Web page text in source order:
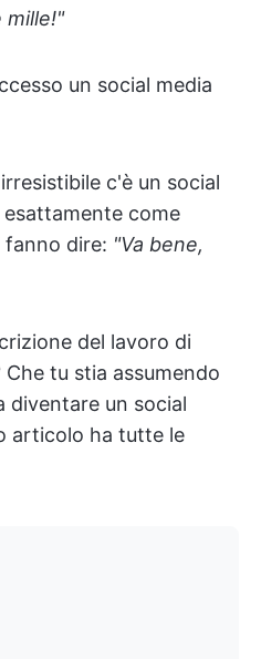
mille!"
un social media
c'è un social
come
dire: "Va bene,
del lavoro di
tu stia assumendo
diventare un social
articolo ha tutte le